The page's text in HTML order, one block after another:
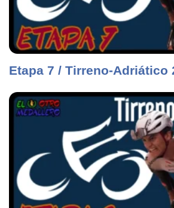
Etapa 7 / Tirreno-Adriático